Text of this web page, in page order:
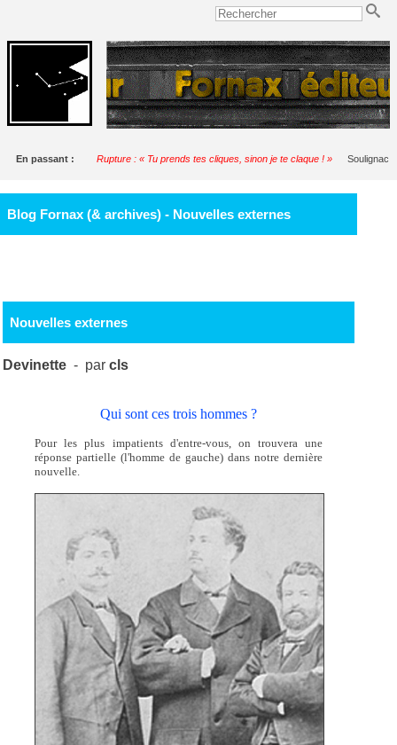
En passant : Rupture : « Tu prends tes cliques, sinon je te claque ! » Soulignac
Blog Fornax (& archives) - Nouvelles externes
Nouvelles externes
Devinette - parcls
Qui sont ces trois hommes ?
Pour les plus impatients d'entre-vous, on trouvera une
réponse partielle (l'homme de gauche) dans notre dernière
nouvelle.